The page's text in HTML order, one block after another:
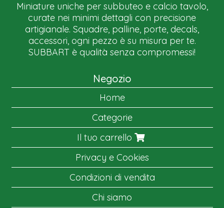
Miniature uniche per subbuteo e calcio tavolo,
curate nei minimi dettagli con precisione
artigianale. Squadre, palline, porte, decals,
accessori, ogni pezzo è su misura per te.
SUBBART è qualità senza compromessi!
Negozio
Home
Categorie
Il tuo carrello
Privacy e Cookies
Condizioni di vendita
Chi siamo